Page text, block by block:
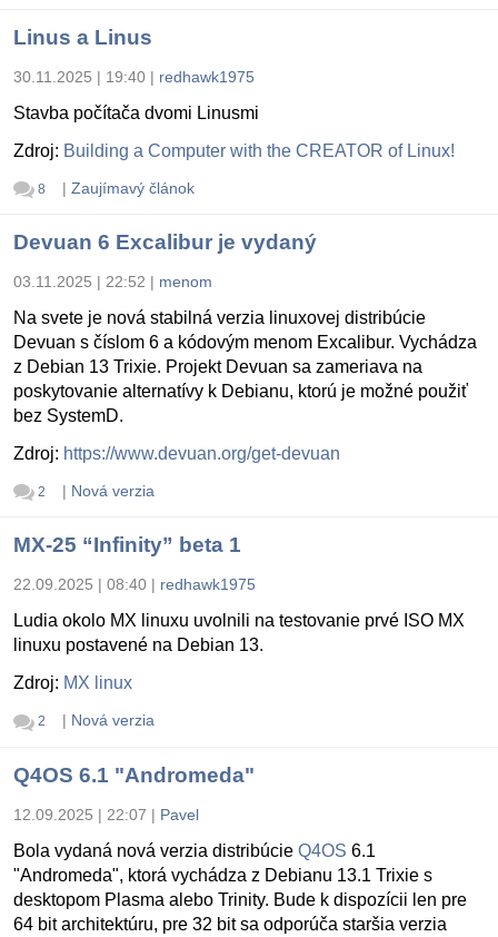
Linus a Linus
30.11.2025 | 19:40 | redhawk1975
Stavba počítača dvomi Linusmi
Zdroj: Building a Computer with the CREATOR of Linux!
8 | Zaujímavý článok
Devuan 6 Excalibur je vydaný
03.11.2025 | 22:52 | menom
Na svete je nová stabilná verzia linuxovej distribúcie
Devuan s číslom 6 a kódovým menom Excalibur. Vychádza
z Debian 13 Trixie. Projekt Devuan sa zameriava na
poskytovanie alternatívy k Debianu, ktorú je možné použiť
bez SystemD.
Zdroj: https://www.devuan.org/get-devuan
2 | Nová verzia
MX-25 “Infinity” beta 1
22.09.2025 | 08:40 | redhawk1975
Ludia okolo MX linuxu uvolnili na testovanie prvé ISO MX
linuxu postavené na Debian 13.
Zdroj: MX linux
2 | Nová verzia
Q4OS 6.1 "Andromeda"
12.09.2025 | 22:07 | Pavel
Bola vydaná nová verzia distribúcie Q4OS 6.1
"Andromeda", ktorá vychádza z Debianu 13.1 Trixie s
desktopom Plasma alebo Trinity. Bude k dispozícii len pre
64 bit architektúru, pre 32 bit sa odporúča staršia verzia